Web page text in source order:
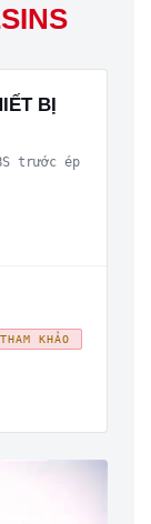
BỊ
trước ép
THAM KHẢO